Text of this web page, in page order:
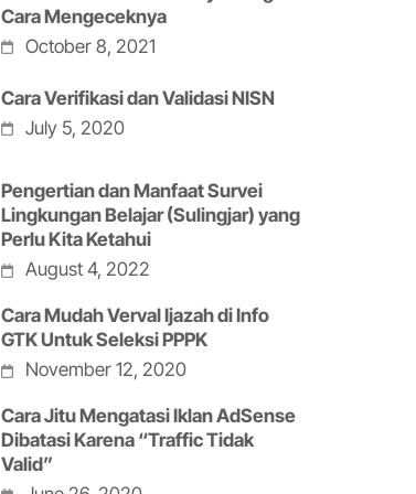
Cara Mengeceknya
October 8, 2021
Cara Verifikasi dan Validasi NISN
July 5, 2020
Pengertian dan Manfaat Survei
Lingkungan Belajar (Sulingjar) yang
Perlu Kita Ketahui
August 4, 2022
Cara Mudah Verval Ijazah di Info
GTK Untuk Seleksi PPPK
November 12, 2020
Cara Jitu Mengatasi Iklan AdSense
Dibatasi Karena “Traffic Tidak
Valid”